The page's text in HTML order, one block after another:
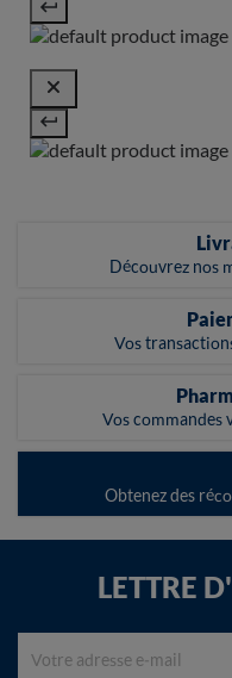
Découvrez nos
Vos
Vos commandes
Obtenez des
LETTRE